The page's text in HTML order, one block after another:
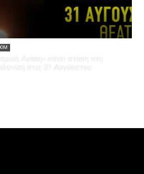
Αγάπη» κάνει στάση στη
στις 31 Αυγούστου